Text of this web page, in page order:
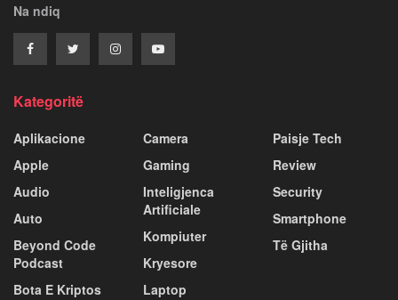
Na ndiq
Kategoritë
Aplikacione
Apple
Audio
Auto
Beyond Code
Podcast
Bota E Kriptos
Camera
Gaming
Inteligjenca
Artificiale
Kompiuter
Kryesore
Laptop
Paisje Tech
Review
Security
Smartphone
Të Gjitha